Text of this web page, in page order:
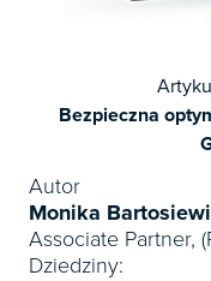
Bezpieczna
Autor
Monika
Associate Partner,
Dziedziny: